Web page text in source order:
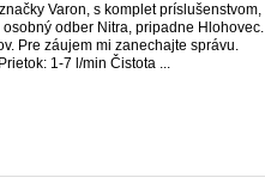
Varon, s komplet príslušenstvom,
odber Nitra, pripadne Hlohovec.
Pre záujem mi zanechajte správu.
1-7 l/min Čistota ...